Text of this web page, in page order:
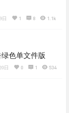
日 1 8 1.1k
色单文件版
日 0 1 534